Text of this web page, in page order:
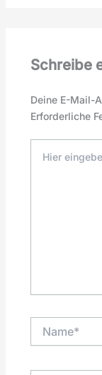
Schreibe
Deine E-Mail-
Erforderliche
eingeben…